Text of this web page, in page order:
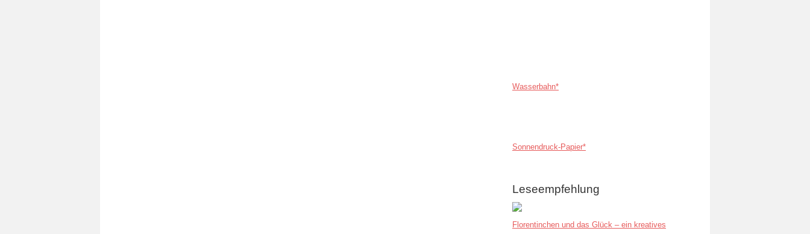
Wasserbahn*
Sonnendruck-Papier*
Leseempfehlung
Florentinchen und das Glück – ein kreatives